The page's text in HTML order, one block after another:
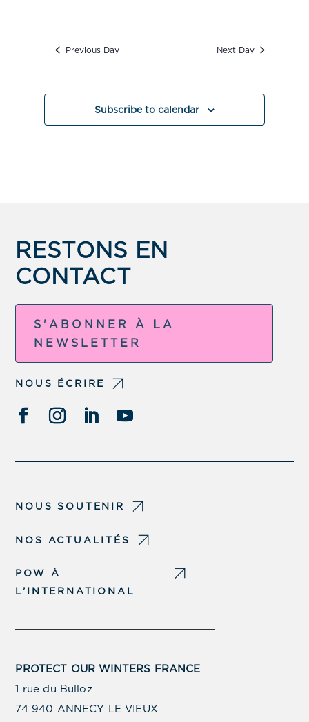
Previous Day Next Day
Subscribe to calendar
RESTONS EN
CONTACT
S'ABONNER À LA
NEWSLETTER
NOUS ÉCRIRE
NOUS SOUTENIR
NOS ACTUALITÉS
POW À
L’INTERNATIONAL
PROTECT OUR WINTERS FRANCE
1 rue du Bulloz
74 940 ANNECY LE VIEUX